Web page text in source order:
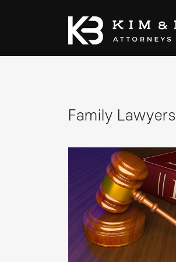
Family Lawyers